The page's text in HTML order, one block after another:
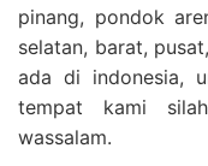
pinang, pondok
selatan, barat,
ada di indonesia,
tempat kami
wassalam.